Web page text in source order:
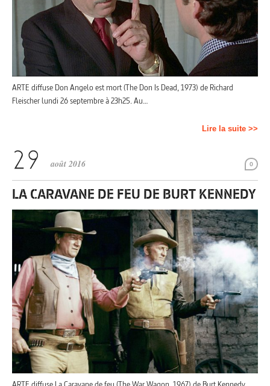
ARTE diffuse Don Angelo est mort (The Don Is Dead, 1973) de Richard
Fleischer lundi 26 septembre à 23h25. Au…
Lire la suite >>
0
août 2016
LA CARAVANE DE FEU DE BURT KENNEDY